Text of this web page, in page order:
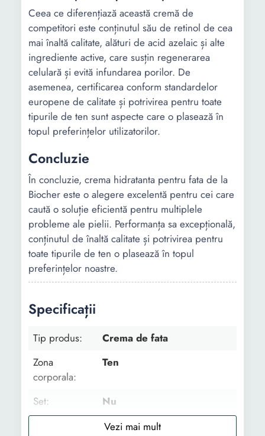
Ceea ce diferențiază această cremă de
competitori este conținutul său de retinol de cea
mai înaltă calitate, alături de acid azelaic și alte
ingrediente active, care susțin regenerarea
celulară și evită infundarea porilor. De
asemenea, certificarea conform standardelor
europene de calitate și potrivirea pentru toate
tipurile de ten sunt aspecte care o plasează în
topul preferințelor utilizatorilor.
Concluzie
În concluzie, crema hidratanta pentru fata de la
Biocher este o alegere excelentă pentru cei care
caută o soluție eficientă pentru multiplele
probleme ale pielii. Performanța sa excepțională,
conținutul de înaltă calitate și potrivirea pentru
toate tipurile de ten o plasează în topul
preferințelor noastre.
Specificații
Tip produs:
Crema de fata
Zona
corporala:
Ten
Set:
Nu
Zi Noapte